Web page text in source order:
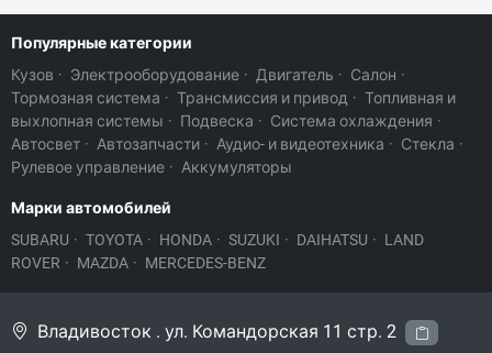
Популярные категории
Кузов · Электрооборудование · Двигатель · Салон ·
Тормозная система · Трансмиссия и привод · Топливная и
выхлопная системы · Подвеска · Система охлаждения ·
Автосвет · Автозапчасти · Аудио- и видеотехника · Стекла ·
Рулевое управление · Аккумуляторы
Марки автомобилей
SUBARU · TOYOTA · HONDA · SUZUKI · DAIHATSU · LAND
ROVER · MAZDA · MERCEDES-BENZ
Владивосток . ул. Командорская 11 стр. 2